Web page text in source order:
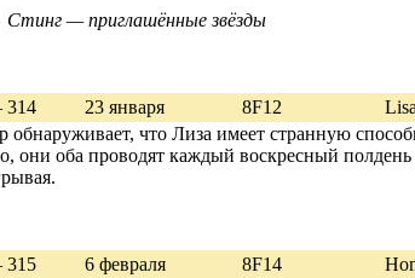
Стинг — приглашённые звёзды
23 января 8F12
обнаруживает, что Лиза имеет странную
они оба проводят каждый воскресный
6 февраля 8F14